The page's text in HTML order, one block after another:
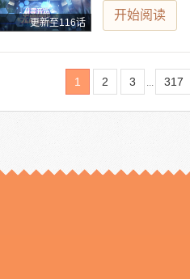
更新至116话
开始阅读
1 2 3 ... 317